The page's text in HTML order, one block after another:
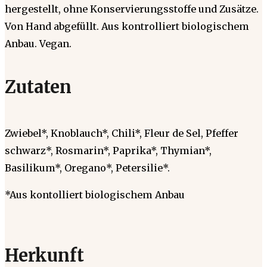
hergestellt, ohne Konservierungsstoffe und Zusätze.
Von Hand abgefüllt. Aus kontrolliert biologischem
Anbau. Vegan.
Zutaten
Zwiebel*, Knoblauch*, Chili*, Fleur de Sel, Pfeffer
schwarz*, Rosmarin*, Paprika*, Thymian*,
Basilikum*, Oregano*, Petersilie*.
*Aus kontolliert biologischem Anbau
Herkunft